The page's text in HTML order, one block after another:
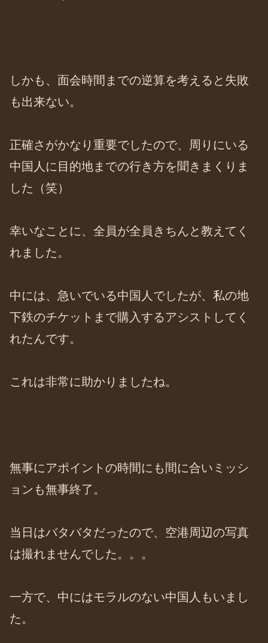
しかも、面会時間までの逆算を考えると失敗
も出来ない。
正確さがかなり重要でしたので、周りにいる
中国人に目的地までの行き方を聞きまくりま
した（笑）
幸いなことに、全員が全員きちんと教えてく
れました。
中には、急いでいる中国人でしたが、私の地
下鉄のチケットまで購入するアシストしてく
れたんです。
これは非常に助かりましたね。
無事にアポイントの時間にも間に合いミッシ
ョンも無事終了。
当日はバタバタだったので、空港周辺の写真
は撮れませんでした。。。
一方で、中にはモラルのない中国人もいまし
た。